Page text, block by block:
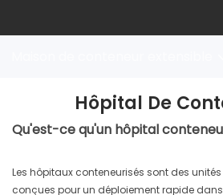
Hôpital De
Qu'est-ce qu'un hôpital
Les hôpitaux conteneurisés sont des
conçues pour un déploiement rapide